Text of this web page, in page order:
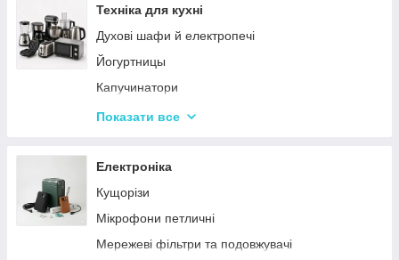
Набори для грумінгу
Машинки для видалення ковтунців
Праски
Отпариватели
Пилососи
Техніка для кухні
Духові шафи й електропечі
Йогуртницы
Капучинатори
Інша дрібна техніка
Сендвічниці та бутербродниці
Соковичавниці
Мультиварки та скороварки
Міксери
Показати все
Електроніка
Кущорізи
Мікрофони петличні
Мережеві фільтри та подовжувачі